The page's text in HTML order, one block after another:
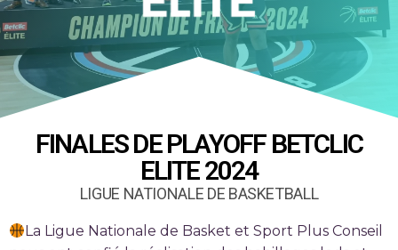
FINALES DE PLAYOFF BETCLIC
ELITE 2024
LIGUE NATIONALE DE BASKETBALL
La Ligue Nationale de Basket et Sport Plus Conseil